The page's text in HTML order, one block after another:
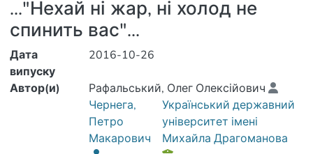
..."Нехай ні жар, ні холод не
спинить вас"...
Дата
випуску
2016-10-26
Автор(и)
Рафальський, Олег Олексійович
Чернега,
Петро
Макарович
Український державний
університет імені
Михайла Драгоманова